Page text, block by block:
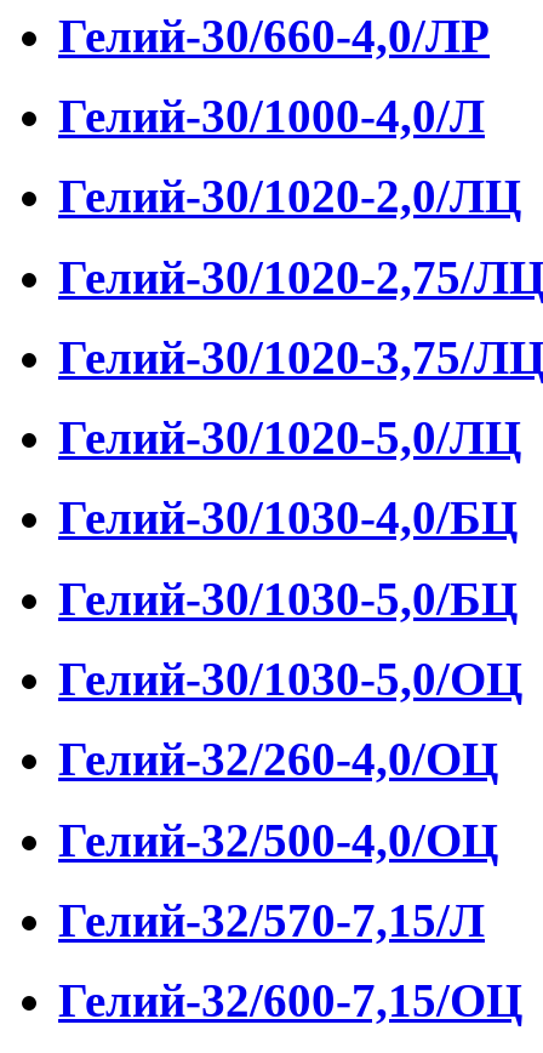
Гелий-30/660-4,0/ЛР
Гелий-30/1000-4,0/Л
Гелий-30/1020-2,0/ЛЦ
Гелий-30/1020-2,75/
Гелий-30/1020-3,75/
Гелий-30/1020-5,0/ЛЦ
Гелий-30/1030-4,0/БЦ
Гелий-30/1030-5,0/БЦ
Гелий-30/1030-5,0/ОЦ
Гелий-32/260-4,0/ОЦ
Гелий-32/500-4,0/ОЦ
Гелий-32/570-7,15/Л
Гелий-32/600-7,15/ОЦ